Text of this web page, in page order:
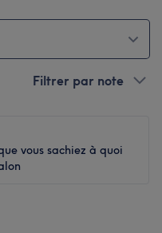
Filtrer par note
vous sachiez à quoi